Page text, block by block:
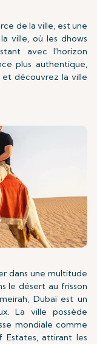
de la ville, est une
ville, où les dhows
avec l'horizon
plus authentique,
découvrez la ville
dans une multitude
le désert au frisson
Dubaï est un
La ville possède
mondiale comme
Estates, attirant les